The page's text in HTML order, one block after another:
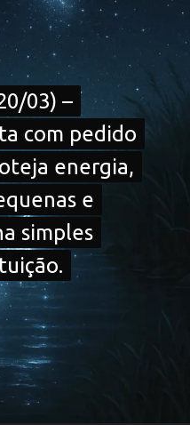
03) –
com pedido
energia,
e
simples
03) –
com pedido
energia,
e
simples